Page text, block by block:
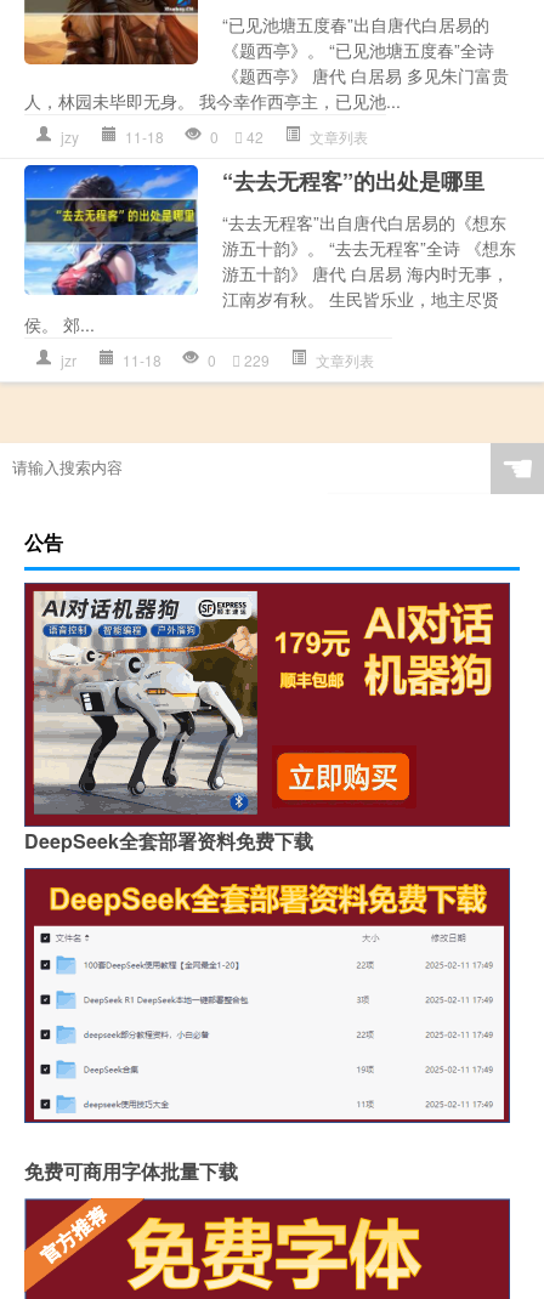
“已见池塘五度春”出自唐代白居易的
《题西亭》。 “已见池塘五度春”全诗
《题西亭》 唐代 白居易 多见朱门富贵
人，林园未毕即无身。 我今幸作西亭主，已见池...
jzy 11-18 0 42 文章列表
“去去无程客”的出处是哪里
“去去无程客”出自唐代白居易的《想东
游五十韵》。 “去去无程客”全诗 《想东
游五十韵》 唐代 白居易 海内时无事，
江南岁有秋。 生民皆乐业，地主尽贤
侯。 郊...
jzr 11-18 0 229 文章列表
☚
公告
DeepSeek全套部署资料免费下载
免费可商用字体批量下载